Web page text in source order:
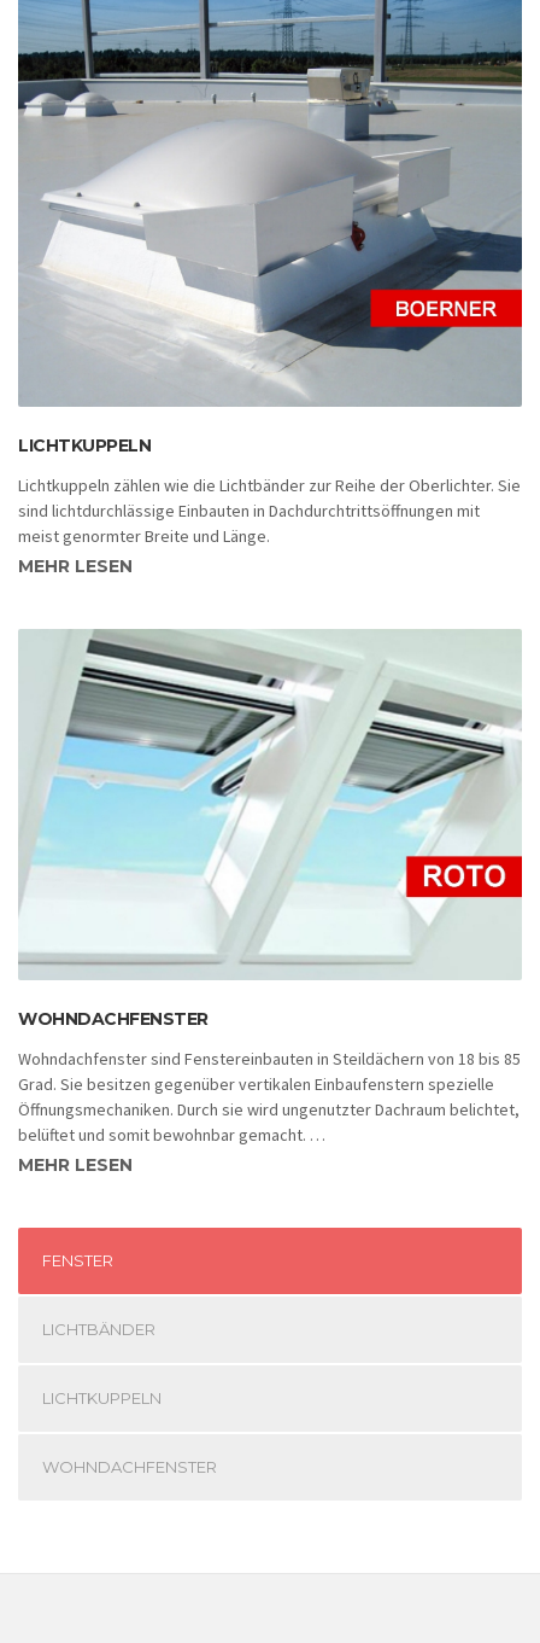
LICHTKUPPELN
Lichtkuppeln zählen wie die Lichtbänder zur Reihe der Oberlichter. Sie
sind lichtdurchlässige Einbauten in Dachdurchtrittsöffnungen mit
meist genormter Breite und Länge.
MEHR LESEN
WOHNDACHFENSTER
Wohndachfenster sind Fenstereinbauten in Steildächern von 18 bis 85
Grad. Sie besitzen gegenüber vertikalen Einbaufenstern spezielle
Öffnungsmechaniken. Durch sie wird ungenutzter Dachraum belichtet,
belüftet und somit bewohnbar gemacht. …
MEHR LESEN
FENSTER
LICHTBÄNDER
LICHTKUPPELN
WOHNDACHFENSTER